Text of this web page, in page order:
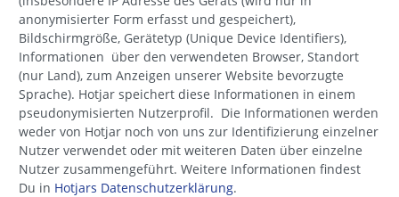
anonymisierter Form erfasst und gespeichert),
Bildschirmgröße, Gerätetyp (Unique Device Identifiers),
Informationen über den verwendeten Browser, Standort
(nur Land), zum Anzeigen unserer Website bevorzugte
Sprache). Hotjar speichert diese Informationen in einem
pseudonymisierten Nutzerprofil. Die Informationen werden
weder von Hotjar noch von uns zur Identifizierung einzelner
Nutzer verwendet oder mit weiteren Daten über einzelne
Nutzer zusammengeführt. Weitere Informationen findest
Du in Hotjars Datenschutzerklärung.